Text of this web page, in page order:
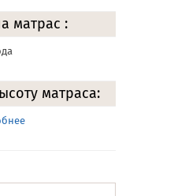
матрас :
матраса: